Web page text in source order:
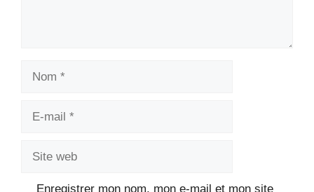
Enregistrer mon nom, mon e-mail et mon site